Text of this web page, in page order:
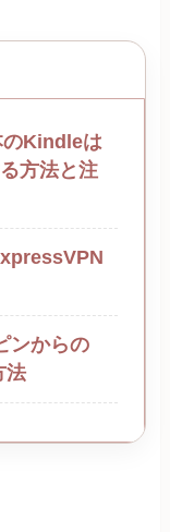
のKindleは
方法と注
ンからの
法